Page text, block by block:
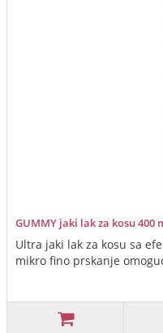
GUMMY jaki lak za kosu 400
Ultra jaki lak za kosu sa
mikro fino prskanje